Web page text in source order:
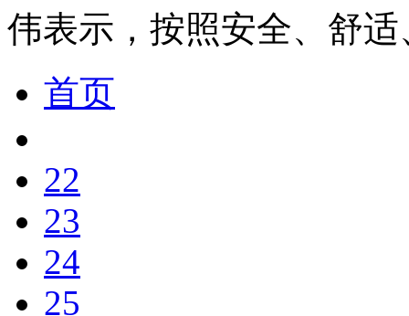
伟表示，按照安全、舒适
首页
22
23
24
25